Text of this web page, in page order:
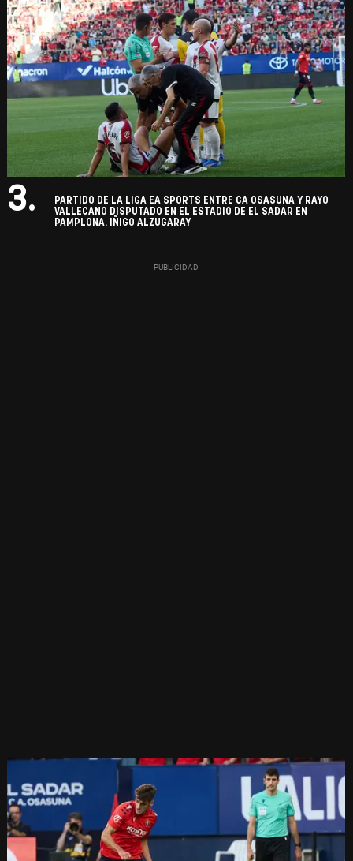
3.
PARTIDO DE LA LIGA EA SPORTS ENTRE CA OSASUNA Y RAYO
VALLECANO DISPUTADO EN EL ESTADIO DE EL SADAR EN
PAMPLONA. IÑIGO ALZUGARAY